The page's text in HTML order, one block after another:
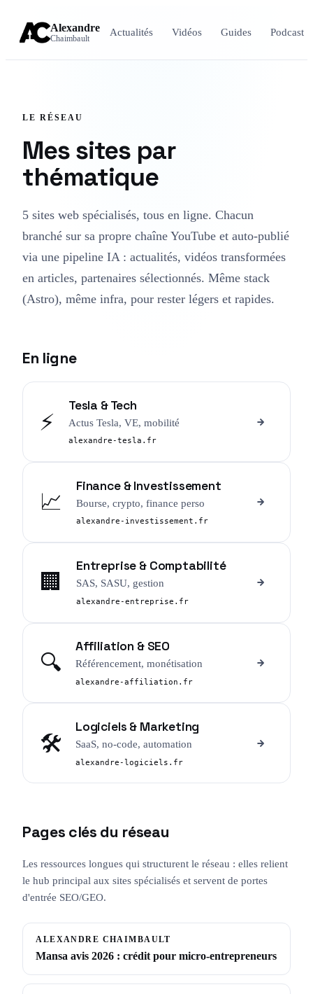
Alexandre
Chaimbault
Actualités Vidéos Guides Podcast
LE RÉSEAU
Mes sites par
thématique
5 sites web spécialisés, tous en ligne. Chacun
branché sur sa propre chaîne YouTube et auto-publié
via une pipeline IA : actualités, vidéos transformées
en articles, partenaires sélectionnés. Même stack
(Astro), même infra, pour rester légers et rapides.
En ligne
⚡
Tesla & Tech
Actus Tesla, VE, mobilité
alexandre-tesla.fr
📈
Finance & Investissement
Bourse, crypto, finance perso
alexandre-investissement.fr
🏢
Entreprise & Comptabilité
SAS, SASU, gestion
alexandre-entreprise.fr
🔍
Affiliation & SEO
Référencement, monétisation
alexandre-affiliation.fr
🛠️
Logiciels & Marketing
SaaS, no-code, automation
alexandre-logiciels.fr
Pages clés du réseau
Les ressources longues qui structurent le réseau : elles relient
le hub principal aux sites spécialisés et servent de portes
d'entrée SEO/GEO.
ALEXANDRE CHAIMBAULT
Mansa avis 2026 : crédit pour micro-entrepreneurs